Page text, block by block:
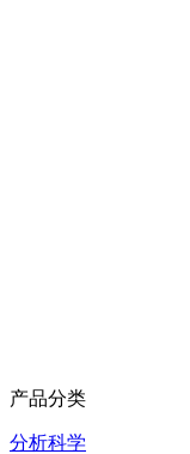
产品分类
分析科学